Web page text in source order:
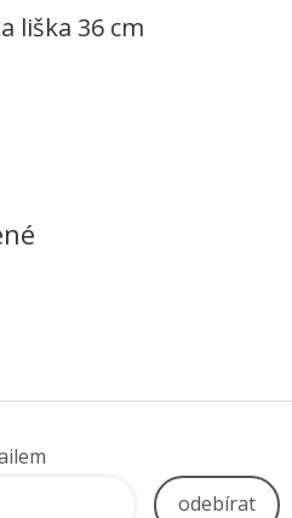
liška 36 cm
odebírat